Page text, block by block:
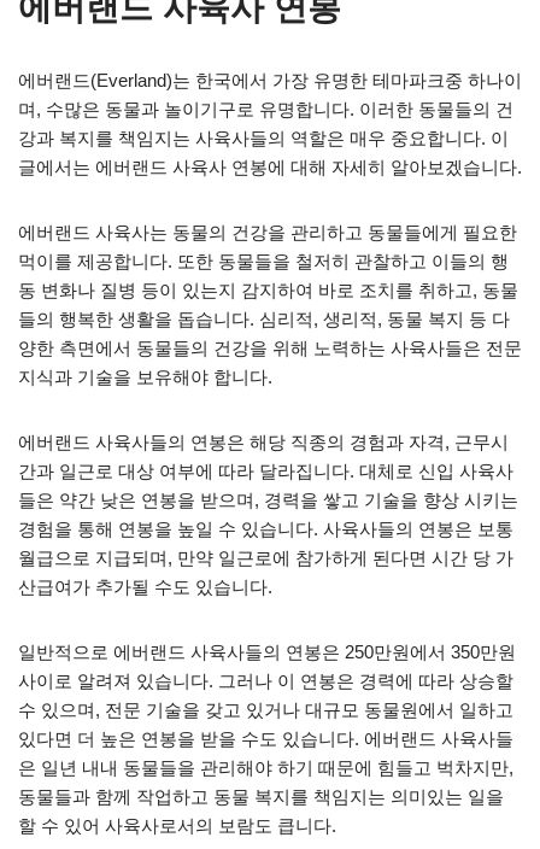
에버랜드(Everland)는 한국에서 가장 유명한 테마파크중 하나이
며, 수많은 동물과 놀이기구로 유명합니다. 이러한 동물들의 건
강과 복지를 책임지는 사육사들의 역할은 매우 중요합니다. 이
글에서는 에버랜드 사육사 연봉에 대해 자세히 알아보겠습니다.
에버랜드 사육사는 동물의 건강을 관리하고 동물들에게 필요한
먹이를 제공합니다. 또한 동물들을 철저히 관찰하고 이들의 행
동 변화나 질병 등이 있는지 감지하여 바로 조치를 취하고, 동물
들의 행복한 생활을 돕습니다. 심리적, 생리적, 동물 복지 등 다
양한 측면에서 동물들의 건강을 위해 노력하는 사육사들은 전문
지식과 기술을 보유해야 합니다.
에버랜드 사육사들의 연봉은 해당 직종의 경험과 자격, 근무시
간과 일근로 대상 여부에 따라 달라집니다. 대체로 신입 사육사
들은 약간 낮은 연봉을 받으며, 경력을 쌓고 기술을 향상 시키는
경험을 통해 연봉을 높일 수 있습니다. 사육사들의 연봉은 보통
월급으로 지급되며, 만약 일근로에 참가하게 된다면 시간 당 가
산급여가 추가될 수도 있습니다.
일반적으로 에버랜드 사육사들의 연봉은 250만원에서 350만원
사이로 알려져 있습니다. 그러나 이 연봉은 경력에 따라 상승할
수 있으며, 전문 기술을 갖고 있거나 대규모 동물원에서 일하고
있다면 더 높은 연봉을 받을 수도 있습니다. 에버랜드 사육사들
은 일년 내내 동물들을 관리해야 하기 때문에 힘들고 벅차지만,
동물들과 함께 작업하고 동물 복지를 책임지는 의미있는 일을
할 수 있어 사육사로서의 보람도 큽니다.